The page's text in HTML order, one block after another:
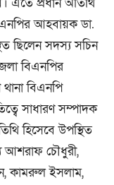
আহবায়ক ডা.
ছিলেন সদস্য সচিন
বিএনপির
বিএনপি
সাধারণ সম্পাদক
হিসেবে উপস্থিত
আশরাফ চৌধুরী,
কামরুল ইসলাম,